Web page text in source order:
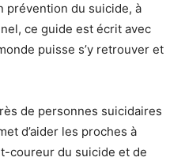
prévention du suicide, à
ce guide est écrit avec
puisse s’y retrouver et
de personnes suicidaires
d’aider les proches à
coureur du suicide et de